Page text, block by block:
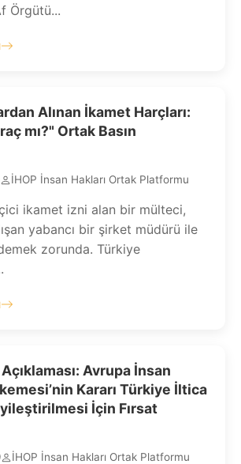
Örgütü...
Alınan İkamet Harçları:
mı?" Ortak Basın
İHOP İnsan Hakları Ortak Platformu
ikamet izni alan bir mülteci,
yabancı bir şirket müdürü ile
zorunda. Türkiye
Avrupa İnsan
Kararı Türkiye İltica
İçin Fırsat
İHOP İnsan Hakları Ortak Platformu